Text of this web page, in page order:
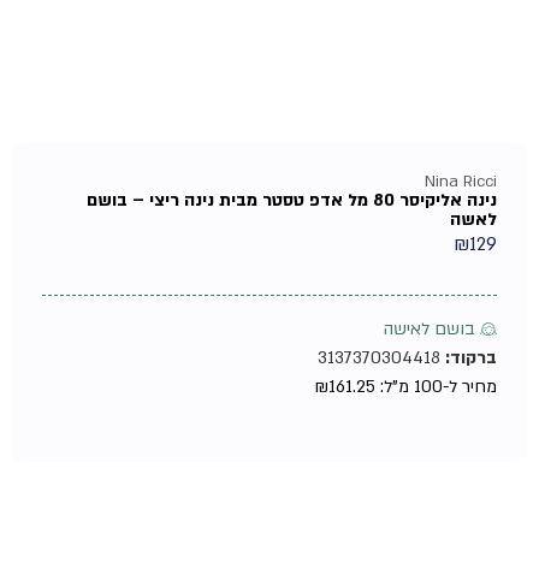
Nina Ricci
נינה אליקיסר 80 מל אדפ טסטר מבית נינה ריצי – בושם
לאשה
₪129
♀ בושם לאישה
ברקוד:3137370304418
מחיר ל-100 מ"ל:
₪161.25